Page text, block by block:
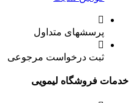
پرسشهای متداول
ثبت درخواست مرجوعی
خدمات فروشگاه لیمویی